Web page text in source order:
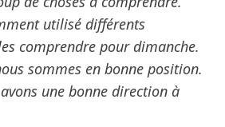
utilisé différents
comprendre pour dimanche.
sommes en bonne position.
une bonne direction à